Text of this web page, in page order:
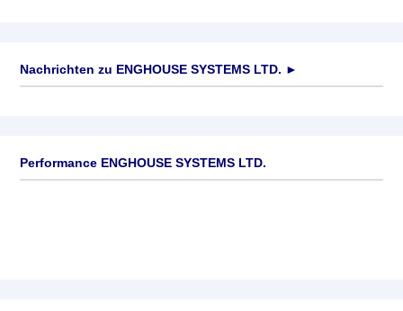
Nachrichten zu ENGHOUSE SYSTEMS LTD. ►
Performance ENGHOUSE SYSTEMS LTD.